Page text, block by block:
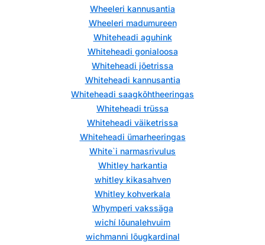
Wheeleri kannusantia
Wheeleri madumureen
Whiteheadi aguhink
Whiteheadi gonialoosa
Whiteheadi jõetrissa
Whiteheadi kannusantia
Whiteheadi saagkõhtheeringas
Whiteheadi trüssa
Whiteheadi väiketrissa
Whiteheadi ümarheeringas
White`i narmasrivulus
Whitley harkantia
whitley kikasahven
Whitley kohverkala
Whymperi vakssäga
wichí lõunalehvuim
wichmanni lõugkardinal